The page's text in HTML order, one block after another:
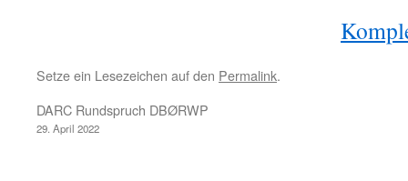
Setze ein Lesezeichen auf den Permalink.
DARC Rundspruch DBØRWP
29. April 2022